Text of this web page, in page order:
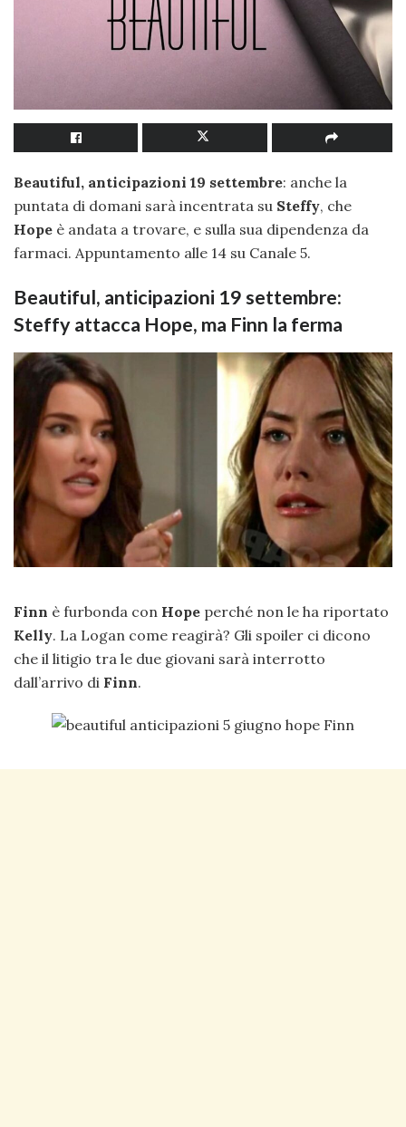
Beautiful, anticipazioni 19 settembre: anche la
puntata di domani sarà incentrata su Steffy, che
Hope è andata a trovare, e sulla sua dipendenza da
farmaci. Appuntamento alle 14 su Canale 5.
Beautiful, anticipazioni 19 settembre:
Steffy attacca Hope, ma Finn la ferma
Finn è furbonda con Hope perché non le ha riportato
Kelly. La Logan come reagirà? Gli spoiler ci dicono
che il litigio tra le due giovani sarà interrotto
dall’arrivo di Finn.